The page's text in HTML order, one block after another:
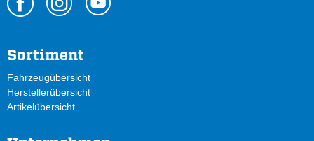
Sortiment
Fahrzeugübersicht
Herstellerübersicht
Artikelübersicht